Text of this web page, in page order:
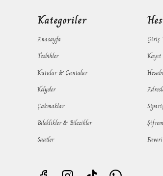
Kategoriler
Anasayfa
Tesbihler
Kutular & Çantalar
Kolyeler
Çakmaklar
Bileklikler & Bilezikler
Saatler
Giriş
Kayıt